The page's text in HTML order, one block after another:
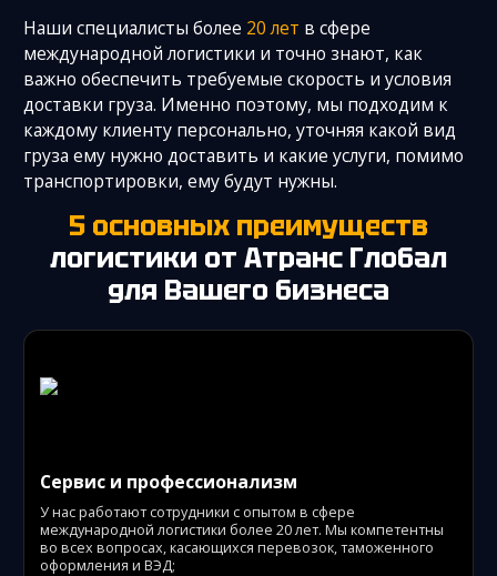
Наши специалисты более 20 лет в сфере
международной логистики и точно знают, как
важно обеспечить требуемые скорость и условия
доставки груза. Именно поэтому, мы подходим к
каждому клиенту персонально, уточняя какой вид
груза ему нужно доставить и какие услуги, помимо
транспортировки, ему будут нужны.
5 основных преимуществ
логистики от Атранс Глобал
для Вашего бизнеса
Сервис и профессионализм
У нас работают сотрудники с опытом в сфере
международной логистики более 20 лет. Мы компетентны
во всех вопросах, касающихся перевозок, таможенного
оформления и ВЭД;